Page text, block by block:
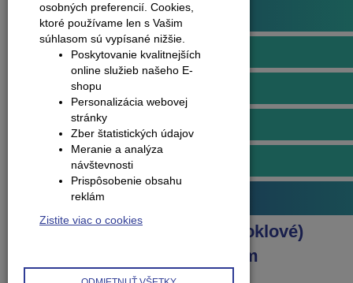
Obvodové lišty (soklové)
Lišty soklové plastové
Doplnky k plastovým lištám
Lišty soklové hliníkové
Doplnky k hliníkovým lištám
Príslušenstvo k podlahám
Produkty
Obvodové lišty (soklové)
Doplnky k hliníkovým lištám
osobných preferencií. Cookies,
ktoré používame len s Vašim
súhlasom sú vypísané nižšie.
Poskytovanie kvalitnejších
online služieb našeho E-
shopu
Personalizácia webovej
stránky
Zber štatistických údajov
Meranie a analýza
návštevnosti
Prispôsobenie obsahu
reklám
Zistite viac o cookies